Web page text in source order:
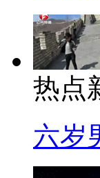
热点
六岁